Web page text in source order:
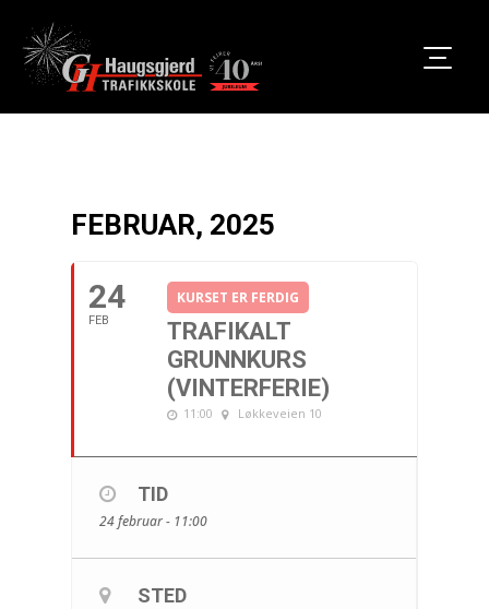
FEBRUAR, 2025
24
FEB
KURSET ER FERDIG
TRAFIKALT
GRUNNKURS
(VINTERFERIE)
11:00 Løkkeveien 10
TID
24 februar - 11:00
STED